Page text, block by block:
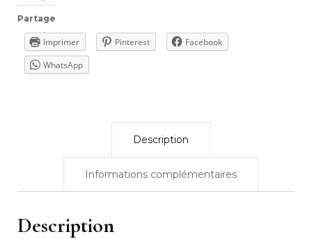
Partage
Imprimer Pinterest
Facebook
WhatsApp
Description
Informations complémentaires
Description